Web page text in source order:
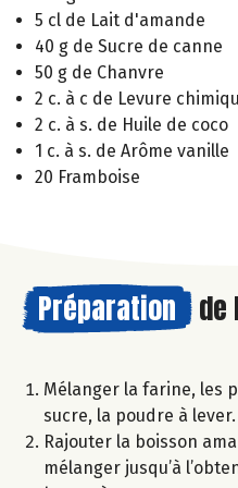
5 cl de Lait d'amande
40 g de Sucre de canne
50 g de Chanvre
2 c. à c de Levure
2 c. à s. de Huile de coco
1 c. à s. de Arôme vanille
20 Framboise
Préparation de
Mélanger la farine, les
sucre, la poudre à lever.
Rajouter la boisson
mélanger jusqu’à